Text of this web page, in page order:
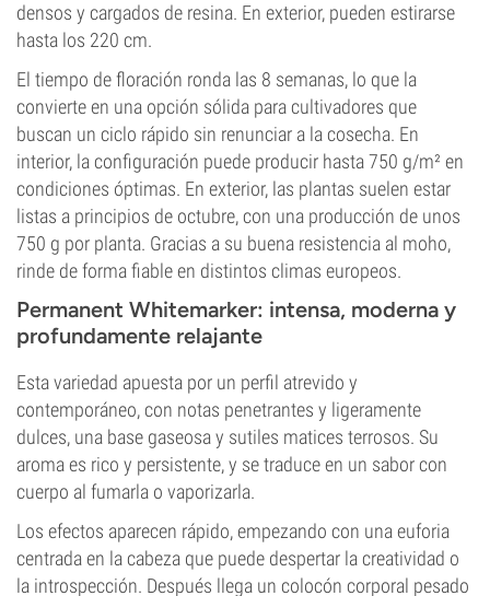
densos y cargados de resina. En exterior, pueden estirarse
hasta los 220 cm.
El tiempo de floración ronda las 8 semanas, lo que la
convierte en una opción sólida para cultivadores que
buscan un ciclo rápido sin renunciar a la cosecha. En
interior, la configuración puede producir hasta 750 g/m² en
condiciones óptimas. En exterior, las plantas suelen estar
listas a principios de octubre, con una producción de unos
750 g por planta. Gracias a su buena resistencia al moho,
rinde de forma fiable en distintos climas europeos.
Permanent Whitemarker: intensa, moderna y
profundamente relajante
Esta variedad apuesta por un perfil atrevido y
contemporáneo, con notas penetrantes y ligeramente
dulces, una base gaseosa y sutiles matices terrosos. Su
aroma es rico y persistente, y se traduce en un sabor con
cuerpo al fumarla o vaporizarla.
Los efectos aparecen rápido, empezando con una euforia
centrada en la cabeza que puede despertar la creatividad o
la introspección. Después llega un colocón corporal pesado